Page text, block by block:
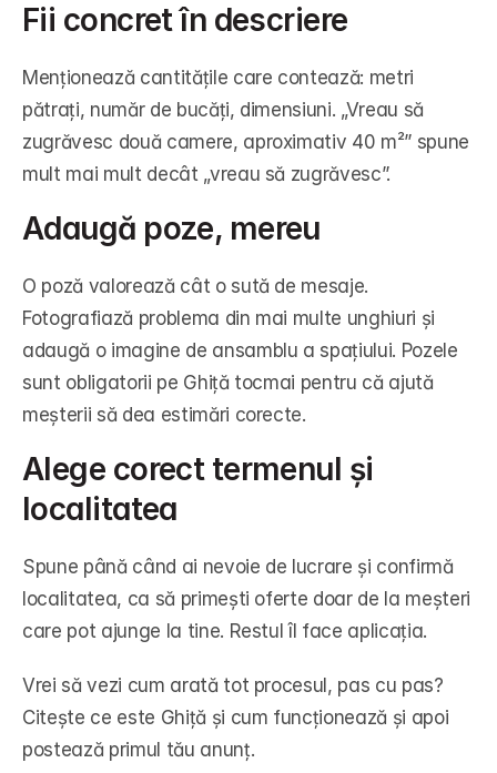
Fii concret în descriere
Menționează cantitățile care contează: metri
pătrați, număr de bucăți, dimensiuni. „Vreau să
zugrăvesc două camere, aproximativ 40 m²” spune
mult mai mult decât „vreau să zugrăvesc”.
Adaugă poze, mereu
O poză valorează cât o sută de mesaje.
Fotografiază problema din mai multe unghiuri și
adaugă o imagine de ansamblu a spațiului. Pozele
sunt obligatorii pe Ghiță tocmai pentru că ajută
meșterii să dea estimări corecte.
Alege corect termenul și
localitatea
Spune până când ai nevoie de lucrare și confirmă
localitatea, ca să primești oferte doar de la meșteri
care pot ajunge la tine. Restul îl face aplicația.
Vrei să vezi cum arată tot procesul, pas cu pas?
Citește ce este Ghiță și cum funcționează și apoi
postează primul tău anunț.